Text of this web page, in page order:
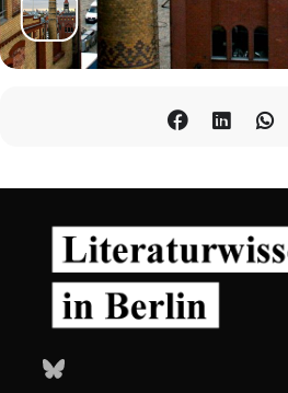
Bluesky